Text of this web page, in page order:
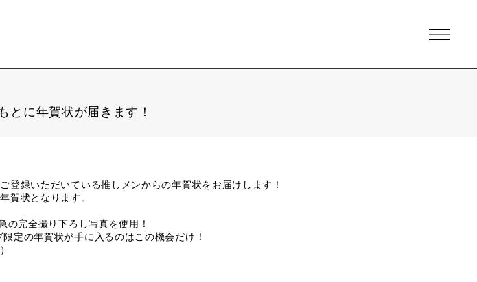
とに年賀状が届きます！
登録いただいている推しメンからの年賀状をお届けします！
賀状となります。
完全撮り下ろし写真を使用！
定の年賀状が手に入るのはこの機会だけ！